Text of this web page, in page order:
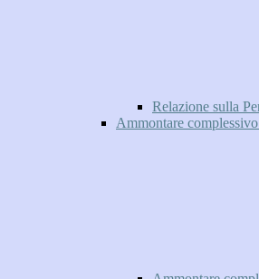
Relazione sulla
Ammontare